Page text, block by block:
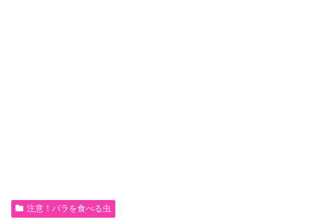
注意！バラを食べる虫